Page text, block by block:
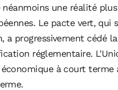
une réalité
Le pacte vert,
a progressivement cédé
réglementaire.
à court